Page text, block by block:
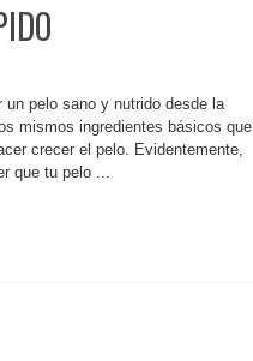
pelo sano y nutrido desde la
mismos ingredientes básicos que
crecer el pelo. Evidentemente,
que tu pelo ...